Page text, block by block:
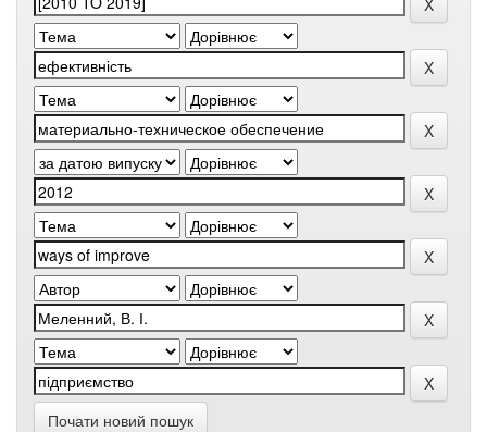
Почати новий пошук